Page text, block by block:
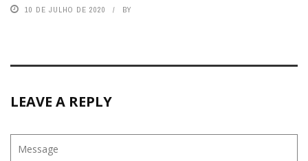
10 DE JULHO DE 2020 BY
LEAVE A REPLY